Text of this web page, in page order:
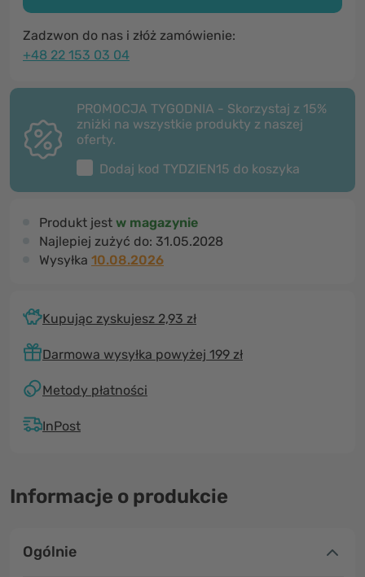
Zadzwon do nas i złóż zamówienie:
+48 22 153 03 04
PROMOCJA TYGODNIA - Skorzystaj z 15%
zniżki na wszystkie produkty z naszej
oferty.
Dodaj kod TYDZIEN15 do koszyka
Produkt jest w magazynie
Najlepiej zużyć do: 31.05.2028
Wysyłka 10.08.2026
Kupując zyskujesz 2,93 zł
Darmowa wysyłka powyżej 199 zł
Metody płatności
InPost
Informacje o produkcie
Ogólnie